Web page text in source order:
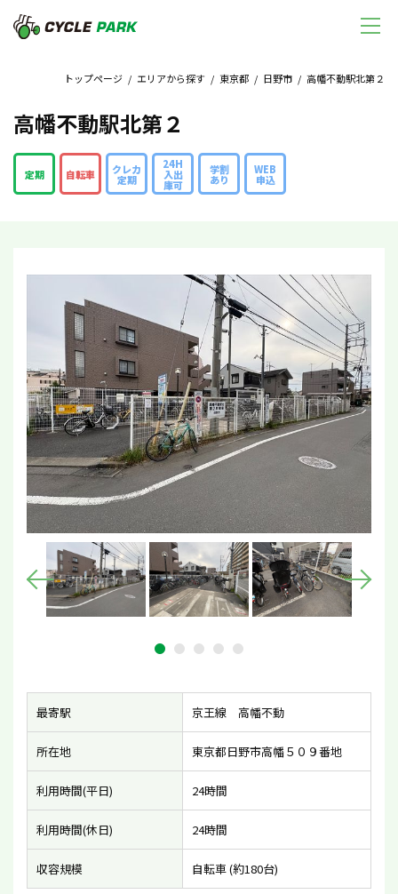
トップページ / エリアから探す / 東京都 / 日野市 / 高幡不動駅北第２
高幡不動駅北第２
定期 自転車 クレカ
定期
24H
入出
庫可
学割
あり
WEB
申込
最寄駅 京王線 高幡不動
所在地 東京都日野市高幡５０９番地
利用時間(平日) 24時間
利用時間(休日) 24時間
収容規模 自転車 (約180台)